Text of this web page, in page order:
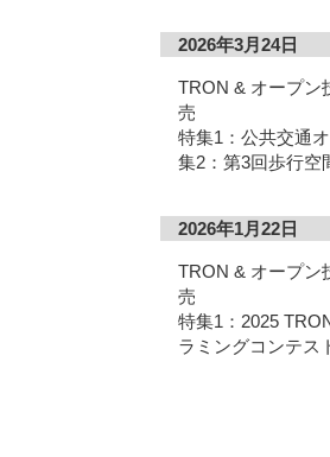
2026年3月24日
TRON & オープン
売
特集1：公共交通
集2：第3回歩行空
2026年1月22日
TRON & オープン
売
特集1：2025
ラミングコンテス